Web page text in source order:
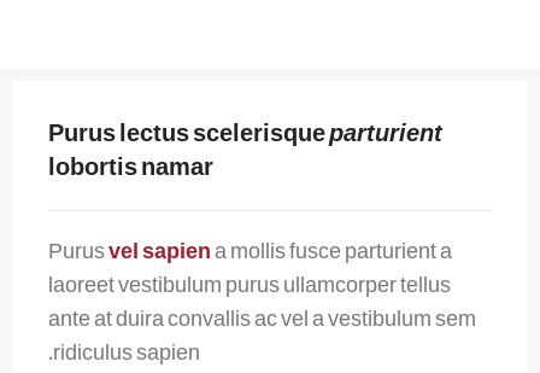
Purus lectus scelerisqueparturient
lobortis namar
Purusvel sapien a mollis fusce parturient a
laoreet vestibulum purus ullamcorper tellus
ante at duira convallis ac vel a vestibulum sem
ridiculus sapien.